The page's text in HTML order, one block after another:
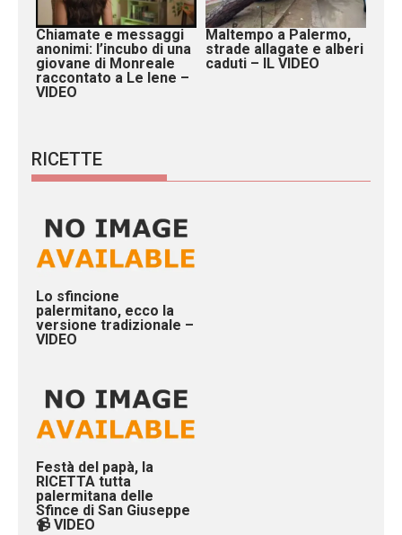
Chiamate e messaggi
anonimi: l’incubo di una
giovane di Monreale
raccontato a Le Iene –
VIDEO
Maltempo a Palermo,
strade allagate e alberi
caduti – IL VIDEO
RICETTE
Lo sfincione
palermitano, ecco la
versione tradizionale –
VIDEO
Festà del papà, la
RICETTA tutta
palermitana delle
Sfince di San Giuseppe
📹 VIDEO